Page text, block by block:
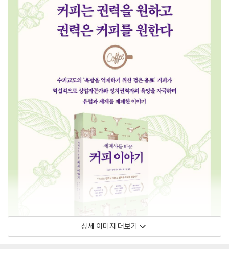
상세 이미지 더보기